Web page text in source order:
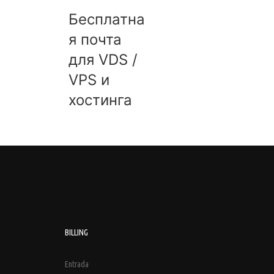
Бесплатна
я почта
для VDS /
VPS и
хостинга
BILLING
Entrada